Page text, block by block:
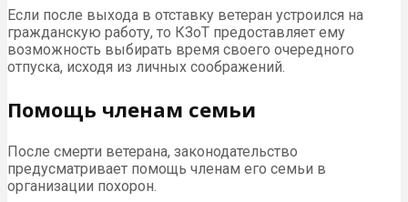
Если после выхода в отставку ветеран устроился на
гражданскую работу, то КЗоТ предоставляет ему
возможность выбирать время своего очередного
отпуска, исходя из личных соображений.
Помощь членам семьи
После смерти ветерана, законодательство
предусматривает помощь членам его семьи в
организации похорон.